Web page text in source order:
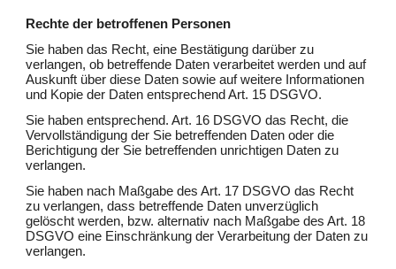
Rechte der betroffenen Personen
Sie haben das Recht, eine Bestätigung darüber zu
verlangen, ob betreffende Daten verarbeitet werden und auf
Auskunft über diese Daten sowie auf weitere Informationen
und Kopie der Daten entsprechend Art. 15 DSGVO.
Sie haben entsprechend. Art. 16 DSGVO das Recht, die
Vervollständigung der Sie betreffenden Daten oder die
Berichtigung der Sie betreffenden unrichtigen Daten zu
verlangen.
Sie haben nach Maßgabe des Art. 17 DSGVO das Recht
zu verlangen, dass betreffende Daten unverzüglich
gelöscht werden, bzw. alternativ nach Maßgabe des Art. 18
DSGVO eine Einschränkung der Verarbeitung der Daten zu
verlangen.